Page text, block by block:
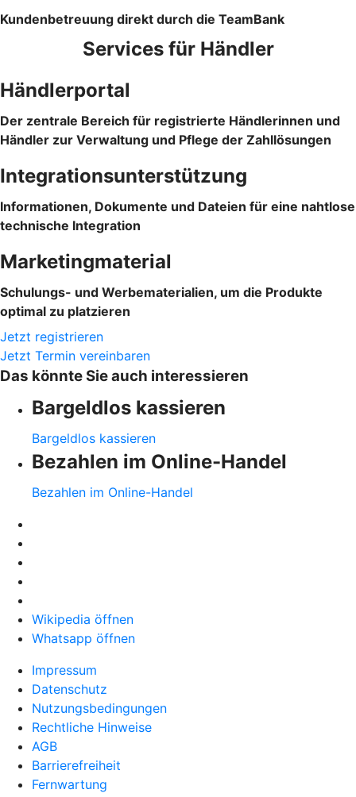
Kundenbetreuung direkt durch die TeamBank
Services für Händler
Händlerportal
Der zentrale Bereich für registrierte Händlerinnen und
Händler zur Verwaltung und Pflege der Zahllösungen
Integrationsunterstützung
Informationen, Dokumente und Dateien für eine nahtlose
technische Integration
Marketingmaterial
Schulungs- und Werbematerialien, um die Produkte
optimal zu platzieren
Jetzt registrieren
Jetzt Termin vereinbaren
Das könnte Sie auch interessieren
Bargeldlos kassieren
Bargeldlos kassieren
Bezahlen im Online-Handel
Bezahlen im Online-Handel
Wikipedia öffnen
Whatsapp öffnen
Impressum
Datenschutz
Nutzungsbedingungen
Rechtliche Hinweise
AGB
Barrierefreiheit
Fernwartung